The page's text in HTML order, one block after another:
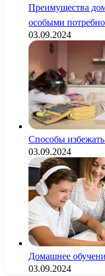
Преимущества
особыми
03.09.2024
Способы
03.09.2024
Домашнее
03.09.2024